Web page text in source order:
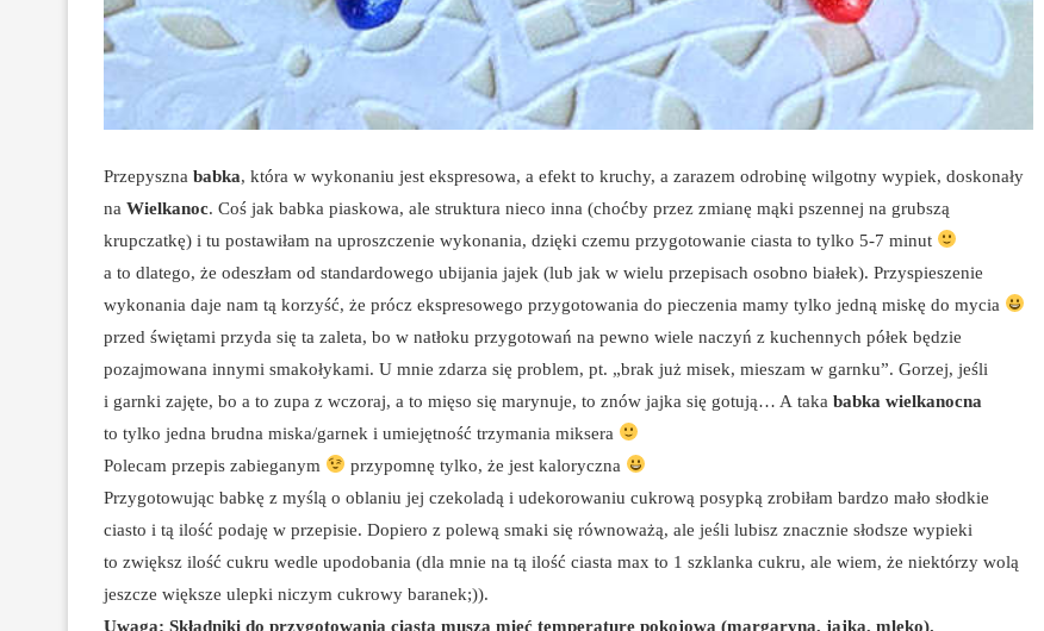
Przepyszna babka, która w wykonaniu jest ekspresowa, a efekt to kruchy, a zarazem odrobinę wilgotny wypiek, doskonały
na Wielkanoc. Coś jak babka piaskowa, ale struktura nieco inna (choćby przez zmianę mąki pszennej na grubszą
krupczatkę) i tu postawiłam na uproszczenie wykonania, dzięki czemu przygotowanie ciasta to tylko 5-7 minut
a to dlatego, że odeszłam od standardowego ubijania jajek (lub jak w wielu przepisach osobno białek). Przyspieszenie
wykonania daje nam tą korzyść, że prócz ekspresowego przygotowania do pieczenia mamy tylko jedną miskę do mycia
przed świętami przyda się ta zaleta, bo w natłoku przygotowań na pewno wiele naczyń z kuchennych półek będzie
pozajmowana innymi smakołykami. U mnie zdarza się problem, pt. „brak już misek, mieszam w garnku”. Gorzej, jeśli
i garnki zajęte, bo a to zupa z wczoraj, a to mięso się marynuje, to znów jajka się gotują… A taka babka wielkanocna
to tylko jedna brudna miska/garnek i umiejętność trzymania miksera
Polecam przepis zabieganym
przypomnę tylko, że jest kaloryczna
Przygotowując babkę z myślą o oblaniu jej czekoladą i udekorowaniu cukrową posypką zrobiłam bardzo mało słodkie
ciasto i tą ilość podaję w przepisie. Dopiero z polewą smaki się równoważą, ale jeśli lubisz znacznie słodsze wypieki
to zwiększ ilość cukru wedle upodobania (dla mnie na tą ilość ciasta max to 1 szklanka cukru, ale wiem, że niektórzy wolą
jeszcze większe ulepki niczym cukrowy baranek;)).
Uwaga: Składniki do przygotowania ciasta muszą mieć temperaturę pokojową (margaryna, jajka, mleko).